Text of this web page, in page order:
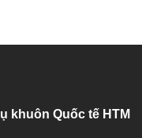
khuôn Quốc tế HTM